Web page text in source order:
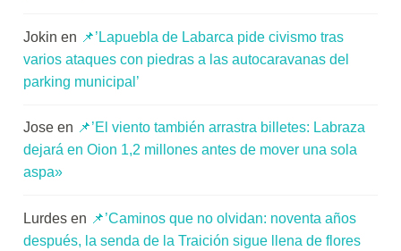
Jokin en 📌’Lapuebla de Labarca pide civismo tras
varios ataques con piedras a las autocaravanas del
parking municipal’
Jose en 📌’El viento también arrastra billetes: Labraza
dejará en Oion 1,2 millones antes de mover una sola
aspa»
Lurdes en 📌’Caminos que no olvidan: noventa años
después, la senda de la Traición sigue llena de flores